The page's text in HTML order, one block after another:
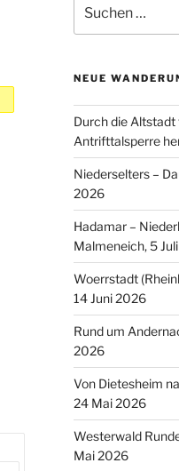
nach:
NEUE
Durch die Altstadt
Antrifttalsperre
Niederselters –
2026
Hadamar –
Malmeneich, 5
Woerrstadt
14 Juni 2026
Rund um
2026
Von Dietesheim
24 Mai 2026
Westerwald
Mai 2026